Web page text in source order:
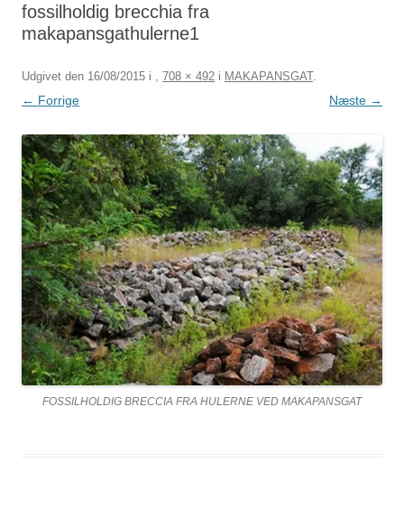
fossilholdig brecchia fra
makapansgathulerne1
Udgivet den 16/08/2015 i 708 × 492 i MAKAPANSGAT.
← Forrige Næste →
FOSSILHOLDIG BRECCIA FRA HULERNE VED MAKAPANSGAT